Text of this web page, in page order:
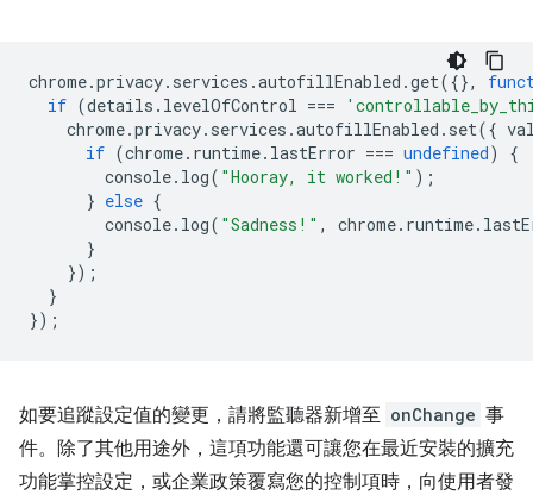
chrome.privacy. services .autofillEnabled .get({},
if (details . levelOfControl ===
chrome.privacy. services .autofillEnabled . set({
if (chrome. runtime. lastError === undefined)
{
console. log( "Hooray, it worked!" );
} else {
console. log( "Sadness!" , chrome. runtime.
}
});
}
});
如要追蹤設定值的變更，請將監聽器新增至 onChange 事
件。除了其他用途外，這項功能還可讓您在最近安裝的擴充
功能掌控設定，或企業政策覆寫您的控制項時，向使用者發